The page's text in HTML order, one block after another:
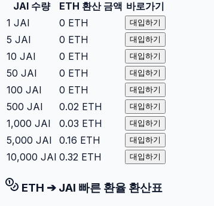
JAI 수량 ETH 환산 금액 바로가기
1 JAI 0 ETH 대입하기
5 JAI 0 ETH 대입하기
10 JAI 0 ETH 대입하기
50 JAI 0 ETH 대입하기
100 JAI 0 ETH 대입하기
500 JAI 0.02 ETH 대입하기
1,000 JAI 0.03 ETH 대입하기
5,000 JAI 0.16 ETH 대입하기
10,000 JAI 0.32 ETH 대입하기
ETH ➔ JAI 빠른 환율 환산표